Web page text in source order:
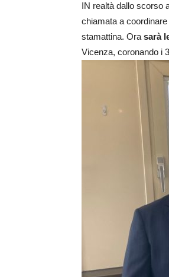
IN realtà dallo scorso
chiamata a
stamattina. Ora sarà
Vicenza, coronando i